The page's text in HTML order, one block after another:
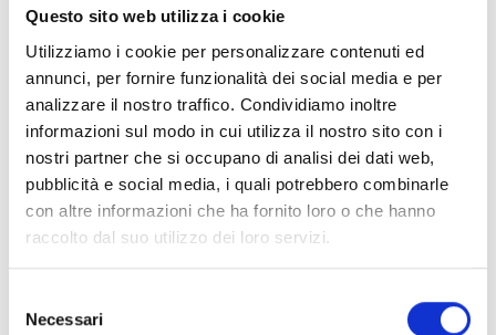
Questo sito web utilizza i cookie
Utilizziamo i cookie per personalizzare contenuti ed
annunci, per fornire funzionalità dei social media e per
analizzare il nostro traffico. Condividiamo inoltre
informazioni sul modo in cui utilizza il nostro sito con i
nostri partner che si occupano di analisi dei dati web,
pubblicità e social media, i quali potrebbero combinarle
con altre informazioni che ha fornito loro o che hanno
raccolto dal suo utilizzo dei loro servizi.
delNecessari
del loro territorio.
Entità del contributo
La dotazione finanziaria complessiva ammonta a
67.558 Euro. I contributi sono concessi in regime de
minimis ai sensi del Regolamento (UE) n. 1408/2013 e
successive modifiche. Per le colture a perdere, il
Euro/ha/anno per fasce di grano duro, tenero, orzo,